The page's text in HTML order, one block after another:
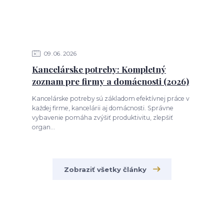
09 06 2026
Kancelárske potreby: Kompletný
zoznam pre firmy a domácnosti (2026)
Kancelárske potreby sú základom efektívnej práce v
každej firme, kancelárii aj domácnosti. Správne
vybavenie pomáha zvýšiť produktivitu, zlepšiť
organ...
Zobraziť všetky články